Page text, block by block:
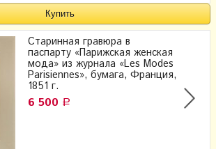
Старинная гравюра в
паспарту «Парижская женская
мода» из журнала «Les Modes
Parisiennes», бумага, Франция,
1851 г.
6 500 Р